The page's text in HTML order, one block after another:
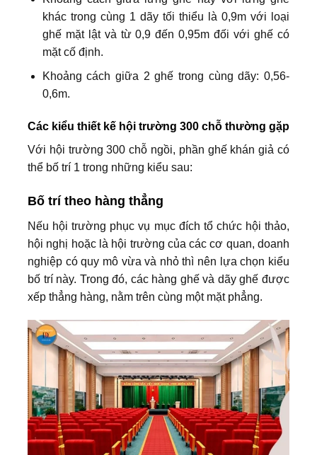
khác trong cùng 1 dãy tối thiểu là 0,9m với loại
ghế mặt lật và từ 0,9 đến 0,95m đối với ghế có
mặt cố định.
Khoảng cách giữa 2 ghế trong cùng dãy: 0,56-
0,6m.
Các kiểu thiết kế hội trường 300 chỗ thường gặp
Với hội trường 300 chỗ ngồi, phần ghế khán giả có
thể bố trí 1 trong những kiểu sau:
Bố trí theo hàng thẳng
Nếu hội trường phục vụ mục đích tổ chức hội thảo,
hội nghị hoặc là hội trường của các cơ quan, doanh
nghiệp có quy mô vừa và nhỏ thì nên lựa chọn kiểu
bố trí này. Trong đó, các hàng ghế và dãy ghế được
xếp thẳng hàng, nằm trên cùng một mặt phẳng.